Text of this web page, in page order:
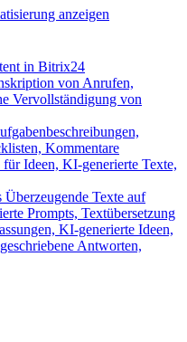
anzeigen
in Bitrix24
von Anrufen,
Vervollständigung von
Kommentare
Ideen, KI-generierte Texte,
Überzeugende Texte auf
Prompts, Textübersetzung
KI-generierte Ideen,
Antworten,